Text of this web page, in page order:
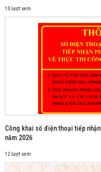
13 lượt xem
Công khai số điện thoại tiếp
năm 2026
12 lượt xem